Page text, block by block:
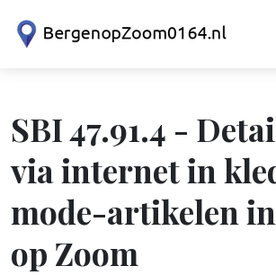
SBI 47.91.4 -
via internet in
mode-artikelen
op Zoom